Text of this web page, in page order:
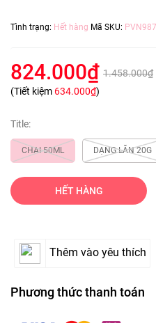
Tình trạng: Hết hàng Mã SKU: PVN987
824.000₫ 1.458.000₫
(Tiết kiệm 634.000₫)
Title:
CHAI 50ML DẠNG LĂN 20G
HẾT HÀNG
Thêm vào yêu thích
Phương thức thanh toán